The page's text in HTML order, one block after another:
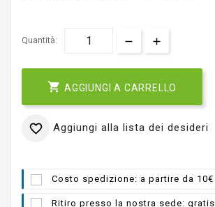
Quantità:
 AGGIUNGI A CARRELLO
 Aggiungi alla lista dei desideri
Costo spedizione: a partire da 10€
Ritiro presso la nostra sede: gratis